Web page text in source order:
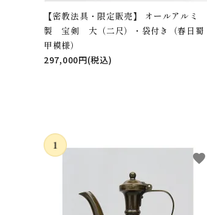
【密教法具・限定販売】 オールアルミ
製 宝剣 大（二尺）・袋付き（春日蜀
甲模様）
297,000円(税込)
favorite